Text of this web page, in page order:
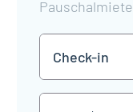
Pauschalmiete
in
TT
Punkt
MM